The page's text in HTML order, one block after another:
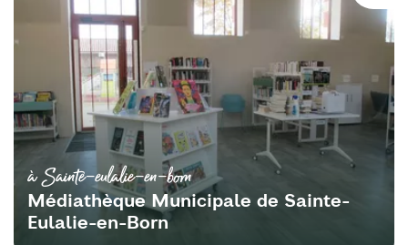
à Sainte-eulalie-en-born
Médiathèque Municipale de Sainte-
Eulalie-en-Born